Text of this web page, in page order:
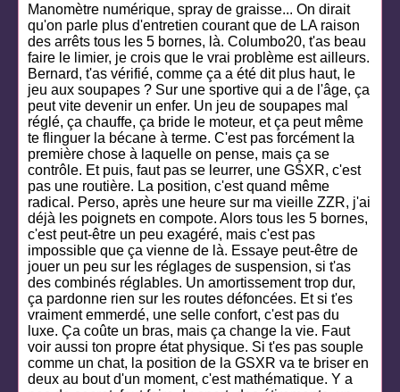
Manomètre numérique, spray de graisse... On dirait
qu'on parle plus d'entretien courant que de LA raison
des arrêts tous les 5 bornes, là. Columbo20, t'as beau
faire le limier, je crois que le vrai problème est ailleurs.
Bernard, t'as vérifié, comme ça a été dit plus haut, le
jeu aux soupapes ? Sur une sportive qui a de l'âge, ça
peut vite devenir un enfer. Un jeu de soupapes mal
réglé, ça chauffe, ça bride le moteur, et ça peut même
te flinguer la bécane à terme. C'est pas forcément la
première chose à laquelle on pense, mais ça se
contrôle. Et puis, faut pas se leurrer, une GSXR, c'est
pas une routière. La position, c'est quand même
radical. Perso, après une heure sur ma vieille ZZR, j'ai
déjà les poignets en compote. Alors tous les 5 bornes,
c'est peut-être un peu exagéré, mais c'est pas
impossible que ça vienne de là. Essaye peut-être de
jouer un peu sur les réglages de suspension, si t'as
des combinés réglables. Un amortissement trop dur,
ça pardonne rien sur les routes défoncées. Et si t'es
vraiment emmerdé, une selle confort, c'est pas du
luxe. Ça coûte un bras, mais ça change la vie. Faut
voir aussi ton propre état physique. Si t'es pas souple
comme un chat, la position de la GSXR va te briser en
deux au bout d'un moment, c'est mathématique. Y a